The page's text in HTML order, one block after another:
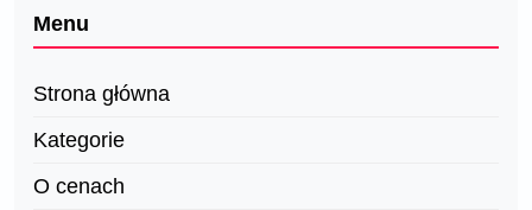
Menu
Strona główna
Kategorie
O cenach